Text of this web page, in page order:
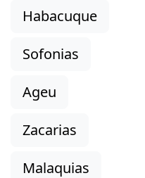
Habacuque
Sofonias
Ageu
Zacarias
Malaquias